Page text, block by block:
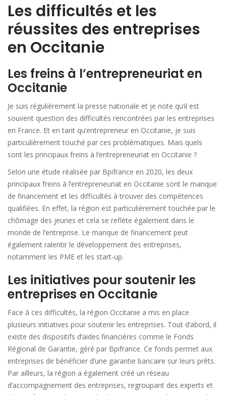
Les difficultés et les
réussites des entreprises
en Occitanie
Les freins à l’entrepreneuriat en
Occitanie
Je suis régulièrement la presse nationale et je note qu’il est
souvent question des difficultés rencontrées par les entreprises
en France. Et en tant qu’entrepreneur en Occitanie, je suis
particulièrement touché par ces problématiques. Mais quels
sont les principaux freins à l’entrepreneuriat en Occitanie ?
Selon une étude réalisée par Bpifrance en 2020, les deux
principaux freins à l’entrepreneuriat en Occitanie sont le manque
de financement et les difficultés à trouver des compétences
qualifiées. En effet, la région est particulièrement touchée par le
chômage des jeunes et cela se reflète également dans le
monde de l’entreprise. Le manque de financement peut
également ralentir le développement des entreprises,
notamment les PME et les start-up.
Les initiatives pour soutenir les
entreprises en Occitanie
Face à ces difficultés, la région Occitanie a mis en place
plusieurs initiatives pour soutenir les entreprises. Tout d’abord, il
existe des dispositifs d’aides financières comme le Fonds
Régional de Garantie, géré par Bpifrance. Ce fonds permet aux
entreprises de bénéficier d’une garantie bancaire sur leurs prêts.
Par ailleurs, la région a également créé un réseau
d’accompagnement des entreprises, regroupant des experts et